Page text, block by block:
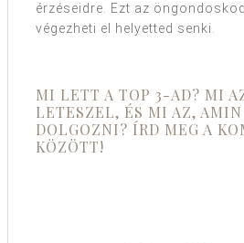
érzéseidre. Ezt az
végezheti el helyetted senki.
MI LETT A TOP 3-AD? MI
LETESZEL, ÉS MI AZ,
DOLGOZNI? ÍRD MEG A
KÖZÖTT!